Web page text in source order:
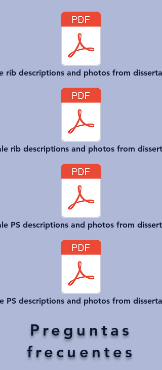
rib descriptions and photos from
rib descriptions and photos from
PS descriptions and photos from
PS descriptions and photos from
Preguntas
frecuentes